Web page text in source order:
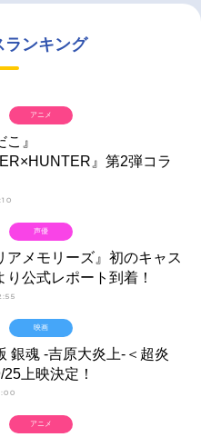
ランキング
こ』
』第2弾コラ
アニメ
アメモリーズ』初のキャス
り公式レポート到着！
声優
銀魂 -吉原大炎上-＜超炎
25上映決定！
映画
アニメ